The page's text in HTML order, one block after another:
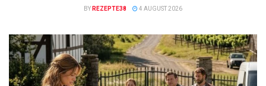
BY REZEPTE38 4 AUGUST 2026